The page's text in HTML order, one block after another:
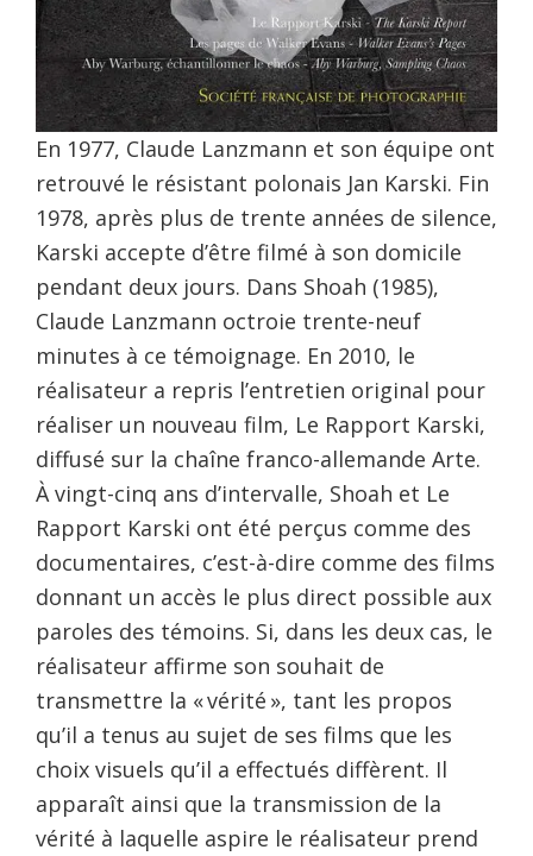
En 1977, Claude Lanzmann et son équipe ont
retrouvé le résistant polonais Jan Karski. Fin
1978, après plus de trente années de silence,
Karski accepte d’être filmé à son domicile
pendant deux jours. Dans Shoah (1985),
Claude Lanzmann octroie trente-neuf
minutes à ce témoignage. En 2010, le
réalisateur a repris l’entretien original pour
réaliser un nouveau film, Le Rapport Karski,
diffusé sur la chaîne franco-allemande Arte.
À vingt-cinq ans d’intervalle, Shoah et Le
Rapport Karski ont été perçus comme des
documentaires, c’est-à-dire comme des films
donnant un accès le plus direct possible aux
paroles des témoins. Si, dans les deux cas, le
réalisateur affirme son souhait de
transmettre la « vérité », tant les propos
qu’il a tenus au sujet de ses films que les
choix visuels qu’il a effectués diffèrent. Il
apparaît ainsi que la transmission de la
vérité à laquelle aspire le réalisateur prend